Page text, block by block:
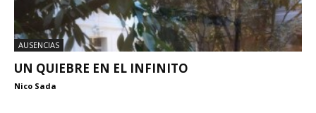
AUSENCIAS
UN QUIEBRE EN EL INFINITO
Nico Sada